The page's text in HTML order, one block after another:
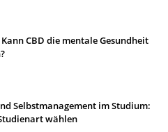
CBD die mentale Gesundheit
Selbstmanagement im Studium:
wählen